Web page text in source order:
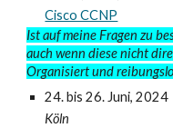
Cisco CCNP
Ist auf meine Fragen zu
auch wenn diese nicht
Organisiert und
24. bis26. Juni, 2024
Köln